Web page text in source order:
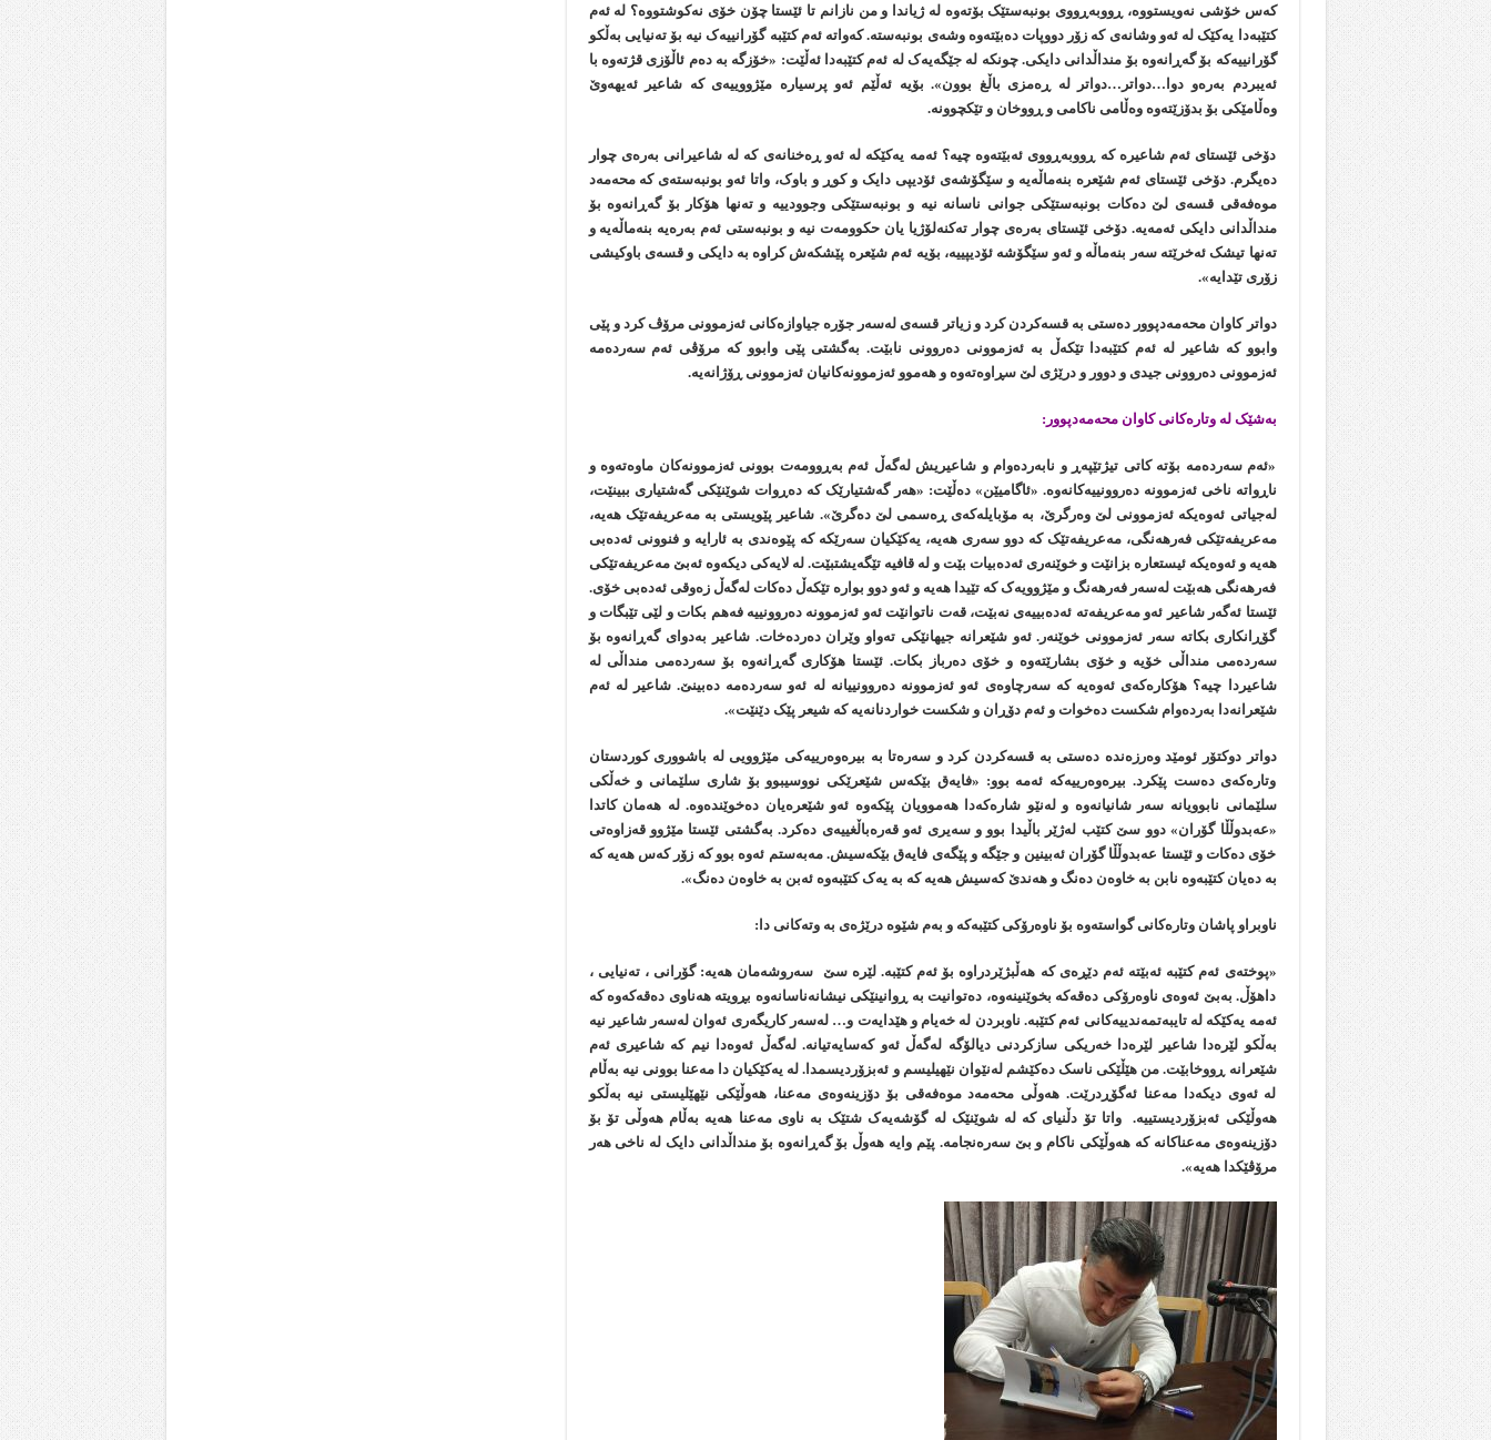
کەس خۆشی نەویستووە، ڕووبەڕووی بونبەستێک بۆتەوە لە ژیاندا و من نازانم تا ئێستا چۆن خۆی نەکوشتووە؟ لە ئەم
کتێبەدا یەکێک لە ئەو وشانەی کە زۆر دووپات دەبێتەوە وشەی بونبەستە. کەواتە ئەم کتێبە گۆرانییەک نیە بۆ تەنیایی بەڵکو
گۆرانییەکە بۆ گەڕانەوە بۆ منداڵدانی دایکی. چونکە لە جێگەیەک لە ئەم کتێبەدا ئەڵێت: «خۆزگە بە دەم ئاڵۆزی قژتەوە با
ئەیبردم بەرەو دوا…دواتر…دواتر لە ڕەمزی باڵغ بوون». بۆیە ئەڵێم ئەو پرسیارە مێژووییەی کە شاعیر ئەیهەوێ
وەڵامێکی بۆ بدۆزێتەوە وەڵامی ناکامی و ڕووخان و تێکچوونە.
دۆخی ئێستای ئەم شاعیرە کە ڕووبەڕووی ئەبێتەوە چیە؟ ئەمە یەکێکە لە ئەو ڕەخنانەی کە لە شاعیرانی بەرەی چوار
دەیگرم. دۆخی ئێستای ئەم شێعرە بنەماڵەیە و سێگۆشەی ئۆدیپی دایک و کوڕ و باوک، واتا ئەو بونبەستەی کە محەمەد
موەفەقی قسەی لێ دەکات بونبەستێکی جوانی ناسانە نیە و بونبەستێکی وجوودییە و تەنها هۆکار بۆ گەڕانەوە بۆ
منداڵدانی دایکی ئەمەیە. دۆخی ئێستای بەرەی چوار تەکنەلۆژیا یان حکوومەت نیە و بونبەستی ئەم بەرەیە بنەماڵەیە و
تەنها تیشک ئەخرێتە سەر بنەماڵە و ئەو سێگۆشە ئۆدیپییە، بۆیە ئەم شێعرە پێشکەش کراوە بە دایکی و قسەی باوکیشی
زۆری تێدایە».
دواتر کاوان محەمەدپوور دەستی بە قسەکردن کرد و زیاتر قسەی لەسەر جۆرە جیاوازەکانی ئەزموونی مرۆڤ کرد و پێی
وابوو کە شاعیر لە ئەم کتێبەدا تێکەڵ بە ئەزموونی دەروونی نابێت. بەگشتی پێی وابوو کە مرۆڤی ئەم سەردەمە
ئەزموونی دەروونی جیدی و دوور و درێژی لێ سڕاوەتەوە و هەموو ئەزموونەکانیان ئەزموونی ڕۆژانەیە.
بەشێک لە وتارەکانی کاوان محەمەدپوور:
«ئەم سەردەمە بۆتە کاتی تیژتێپەڕ و نابەردەوام و شاعیریش لەگەڵ ئەم بەڕوومەت بوونی ئەزموونەکان ماوەتەوە و
ناڕواتە ناخی ئەزموونە دەروونییەکانەوە. «ئاگامیێن» دەڵێت: «هەر گەشتیارێک کە دەڕوات شوێنێکی گەشتیاری ببینێت،
لەجیاتی ئەوەیکە ئەزموونی لێ وەرگرێ، بە مۆبایلەکەی ڕەسمی لێ دەگرێ». شاعیر پێویستی بە مەعریفەتێک هەیە،
مەعریفەتێکی فەرهەنگی، مەعریفەتێک کە دوو سەری هەیە، یەکێکیان سەرێکە کە پێوەندی بە ئارایە و فنوونی ئەدەبی
هەیە و ئەوەیکە ئیستعارە بزانێت و خوێنەری ئەدەبیات بێت و لە قافیە تێگەیشتبێت. لە لایەکی دیکەوە ئەبێ مەعریفەتێکی
فەرهەنگی هەبێت لەسەر فەرهەنگ و مێژوویەک کە تێیدا هەیە و ئەو دوو بوارە تێکەڵ دەکات لەگەڵ زەوقی ئەدەبی خۆی.
ئێستا ئەگەر شاعیر ئەو مەعریفەتە ئەدەبییەی نەبێت، قەت ناتوانێت ئەو ئەزموونە دەروونییە فەهم بکات و لێی تێبگات و
گۆڕانکاری بکاتە سەر ئەزموونی خوێنەر. ئەو شێعرانە جیهانێکی تەواو وێران دەردەخات. شاعیر بەدوای گەڕانەوە بۆ
سەردەمی منداڵی خۆیە و خۆی بشارێتەوە و خۆی دەرباز بکات. ئێستا هۆکاری گەڕانەوە بۆ سەردەمی منداڵی لە
شاعیردا چیە؟ هۆکارەکەی ئەوەیە کە سەرچاوەی ئەو ئەزموونە دەروونییانە لە ئەو سەردەمە دەبینێ. شاعیر لە ئەم
شێعرانەدا بەردەوام شکست دەخوات و ئەم دۆڕان و شکست خواردنانەیە کە شیعر پێک دێنێت».
دواتر دوکتۆر ئومێد وەرزەندە دەستی بە قسەکردن کرد و سەرەتا بە بیرەوەرییەکی مێژوویی لە باشووری کوردستان
وتارەکەی دەست پێکرد. بیرەوەرییەکە ئەمە بوو: «فایەق بێکەس شێعرێکی نووسیبوو بۆ شاری سلێمانی و خەڵکی
سلێمانی نابوویانە سەر شانیانەوە و لەنێو شارەکەدا هەموویان پێکەوە ئەو شێعرەیان دەخوێندەوە. لە هەمان کاتدا
«عەبدوڵڵا گۆران» دوو سێ کتێب لەژێر باڵیدا بوو و سەیری ئەو قەرەباڵغییەی دەکرد. بەگشتی ئێستا مێژوو قەزاوەتی
خۆی دەکات و ئێستا عەبدوڵڵا گۆران ئەبینین و جێگە و پێگەی فایەق بێکەسیش. مەبەستم ئەوە بوو کە زۆر کەس هەیە کە
بە دەیان کتێبەوە نابن بە خاوەن دەنگ و هەندێ کەسیش هەیە کە بە یەک کتێبەوە ئەبن بە خاوەن دەنگ».
ناوبراو پاشان وتارەکانی گواستەوە بۆ ناوەرۆکی کتێبەکە و بەم شێوە درێژەی بە وتەکانی دا:
«پوختەی ئەم کتێبە ئەبێتە ئەم دێڕەی کە هەڵبژێردراوە بۆ ئەم کتێبە. لێرە سێ سەروشەمان هەیە: گۆرانی ، تەنیایی ،
داهۆڵ. بەبێ ئەوەی ناوەرۆکی دەقەکە بخوێنینەوە، دەتوانیت بە ڕوانینێکی نیشانەناسانەوە بڕویتە هەناوی دەقەکەوە کە
ئەمە یەکێکە لە تایبەتمەندییەکانی ئەم کتێبە. ناوبردن لە خەیام و هێدایەت و… لەسەر کاریگەری ئەوان لەسەر شاعیر نیە
بەڵکو لێرەدا شاعیر لێرەدا خەریکی سازکردنی دیالۆگە لەگەڵ ئەو کەسایەتیانە. لەگەڵ ئەوەدا نیم کە شاعیری ئەم
شێعرانە ڕووخابێت. من هێڵێکی ناسک دەکێشم لەنێوان نێهیلیسم و ئەبزۆردیسمدا. لە یەکێکیان دا مەعنا بوونی نیە بەڵام
لە ئەوی دیکەدا مەعنا ئەگۆڕدرێت. هەوڵی محەمەد موەفەقی بۆ دۆزینەوەی مەعنا، هەوڵێکی نێهێلیستی نیە بەڵکو
هەوڵێکی ئەبزۆردیستییە. واتا تۆ دڵنیای کە لە شوێنێک لە گۆشەیەک شتێک بە ناوی مەعنا هەیە بەڵام هەوڵی تۆ بۆ
دۆزینەوەی مەعناکانە کە هەوڵێکی ناکام و بێ سەرەنجامە. پێم وایە هەوڵ بۆ گەڕانەوە بۆ منداڵدانی دایک لە ناخی هەر
مرۆڤێکدا هەیە».